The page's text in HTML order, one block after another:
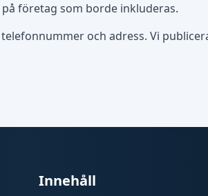
företag som borde inkluderas.
och adress. Vi
Innehåll